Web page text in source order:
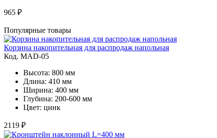
965 ₽
Популярные товары
Корзина накопительная для распродаж напольная
Код. MAD-05
Высота: 800 мм
Длина: 410 мм
Ширина: 400 мм
Глубина: 200-600 мм
Цвет: цинк
2119 ₽